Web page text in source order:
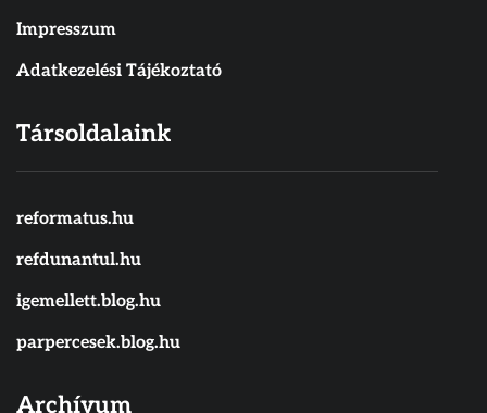
Impresszum
Adatkezelési Tájékoztató
Társoldalaink
reformatus.hu
refdunantul.hu
igemellett.blog.hu
parpercesek.blog.hu
Archívum